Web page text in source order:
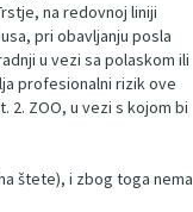
na redovnoj liniji
pri obavljanju posla
u vezi sa polaskom ili
profesionalni rizik ove
2. ZOO, u vezi s kojom bi
štete), i zbog toga nema